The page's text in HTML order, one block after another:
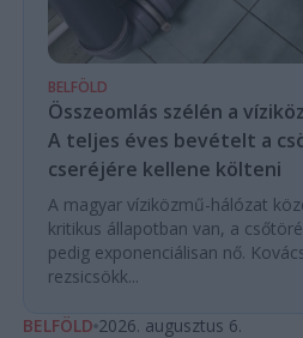
BELFÖLD
Összeomlás szélén a
A teljes éves bevételt a
cseréjére kellene költeni
A magyar víziközmű-hálózat
kritikus állapotban van, a
pedig exponenciálisan nő.
rezsicsökk...
BELFÖLD 2026. augusztus 6.